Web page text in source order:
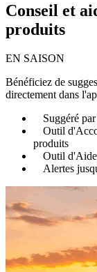
Conseil et
produits
EN SAISON
Bénéficiez de
directement dans
Suggéré
Outil
produits
Outil
Alertes